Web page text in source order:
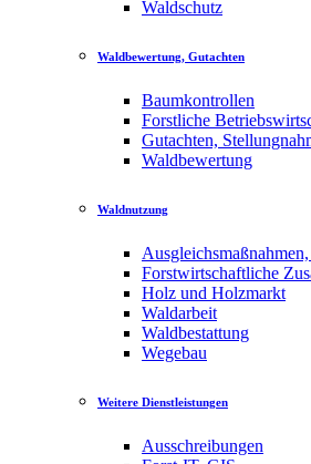
Waldschutz
Waldbewertung, Gutachten
Baumkontrollen
Forstliche
Gutachten,
Waldbewertung
Waldnutzung
Forstwirtschaftliche
Holz und Holzmarkt
Waldarbeit
Waldbestattung
Wegebau
Weitere Dienstleistungen
Ausschreibungen